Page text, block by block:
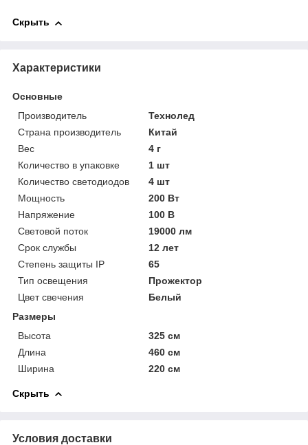
Скрыть
Характеристики
Основные
Производитель
Технолед
Страна производитель
Китай
Вес
4 г
Количество в упаковке
1 шт
Количество светодиодов
4 шт
Мощность
200 Вт
Напряжение
100 В
Световой поток
19000 лм
Срок службы
12 лет
Степень защиты IP
65
Тип освещения
Прожектор
Цвет свечения
Белый
Размеры
Высота
325 см
Длина
460 см
Ширина
220 см
Скрыть
Условия доставки